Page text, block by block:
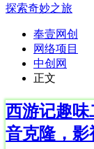
探索奇妙之旅
奉壹网创
网络项目
中创网
正文
西游记趣
音克隆，